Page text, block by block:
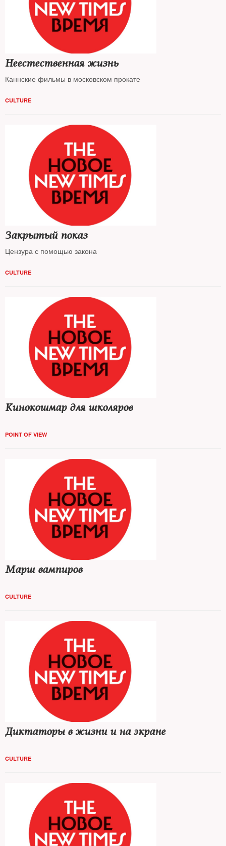
Неестественная жизнь
Каннские фильмы в московском прокате
CULTURE
Закрытый показ
Цензура с помощью закона
CULTURE
Кинокошмар для школяров
POINT OF VIEW
Марш вампиров
CULTURE
Диктаторы в жизни и на экране
CULTURE